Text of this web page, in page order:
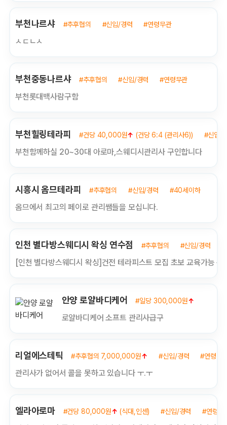
부천나르샤 #추후협의 #신입/경력 #연령무관
ㅅㄷㄴㅅ
부천중동나르샤 #추후협의 #신입/경력 #연령무관
부천롯대백사람구함
부천힐링테라피 #건당 40,000원↑ (건당 6:4 (관리사6)) #신입/
부천함께하실 20~30대 아로마,스웨디시관리사 구인합니다
시흥시 옴므테라피 #추후협의 #신입/경력 #40세이하
옴므에서 최고의 페이로 관리쌤들을 모십니다.
인천 별다방스웨디시 왁싱 연수점 #추후협의 #신입/경력
[인천 별다방스웨디시 왁싱]건전 테라피스트 모집 초보 교육가능 왁
안양 로얄바디케어 #일당 300,000원↑
로얄바디케어 소프트 관리사급구
리얼에스테틱 #추후협의 7,000,000원↑ #신입/경력 #연령무
관리사가 없어서 콜을 못하고 있습니다 ㅜ.ㅜ
엘라아로마 #건당 80,000원↑ (식대,인센) #신입/경력 #연령무